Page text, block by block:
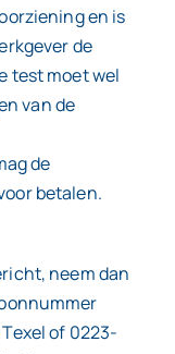
en is
de
test moet wel
van de
de
betalen.
neem dan
of 0223-